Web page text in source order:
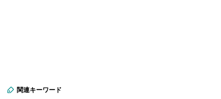
関連キーワード